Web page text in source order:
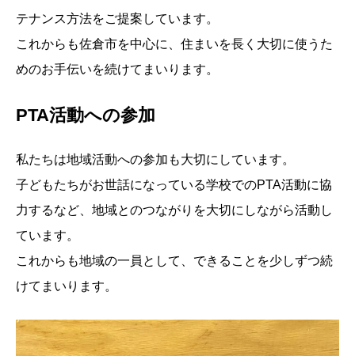
テナンス方法をご提案しています。
これからも佐倉市を中心に、住まいを長く大切に使うた
めのお手伝いを続けてまいります。
PTA活動への参加
私たちは地域活動への参加も大切にしています。
子どもたちがお世話になっている学校でのPTA活動に協
力するなど、地域とのつながりを大切にしながら活動し
ています。
これからも地域の一員として、できることを少しずつ続
けてまいります。